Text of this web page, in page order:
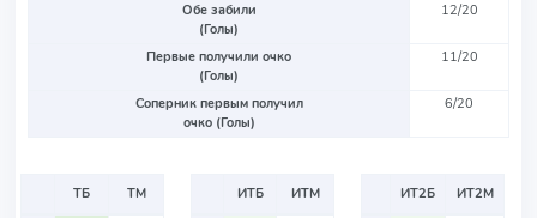
Обе забили
(Голы)
12/20
Первые получили очко
(Голы)
11/20
Соперник первым получил
очко (Голы)
6/20
ТБ
ТМ
ИТБ
ИТМ
ИТ2Б
ИТ2М